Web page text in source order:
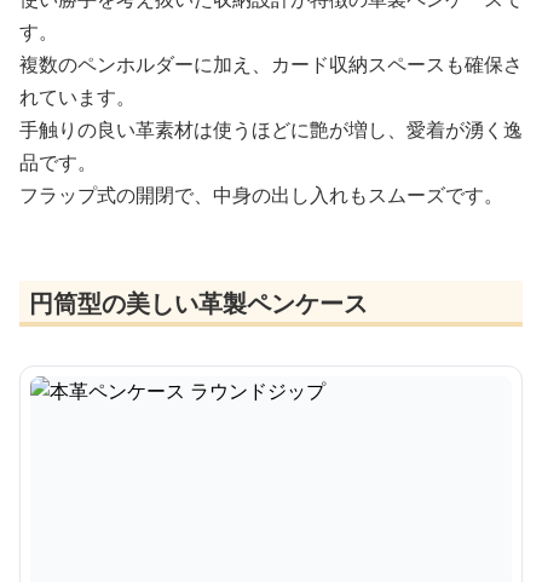
す。
複数のペンホルダーに加え、カード収納スペースも確保さ
れています。
手触りの良い革素材は使うほどに艶が増し、愛着が湧く逸
品です。
フラップ式の開閉で、中身の出し入れもスムーズです。
円筒型の美しい革製ペンケース